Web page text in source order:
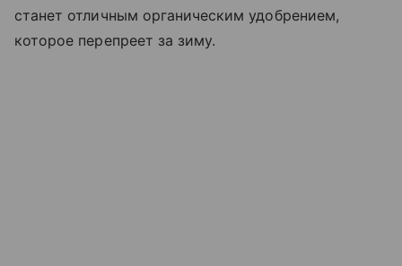
станет отличным органическим удобрением,
которое перепреет за зиму.